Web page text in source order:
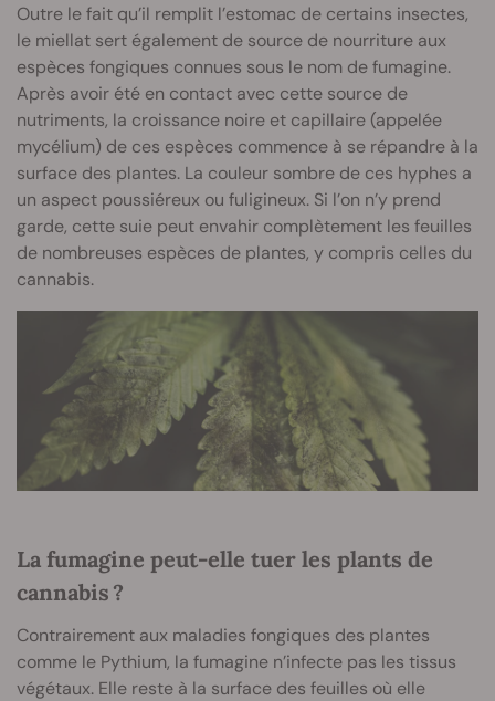
Outre le fait qu’il remplit l’estomac de certains insectes,
le miellat sert également de source de nourriture aux
espèces fongiques connues sous le nom de fumagine.
Après avoir été en contact avec cette source de
nutriments, la croissance noire et capillaire (appelée
mycélium) de ces espèces commence à se répandre à la
surface des plantes. La couleur sombre de ces hyphes a
un aspect poussiéreux ou fuligineux. Si l’on n’y prend
garde, cette suie peut envahir complètement les feuilles
de nombreuses espèces de plantes, y compris celles du
cannabis.
La fumagine peut-elle tuer les plants de
cannabis ?
Contrairement aux maladies fongiques des plantes
comme le Pythium, la fumagine n’infecte pas les tissus
végétaux. Elle reste à la surface des feuilles où elle